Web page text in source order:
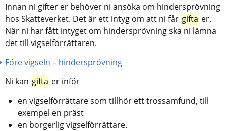
Innan ni gifter er behöver ni ansöka om hindersprövning
hos Skatteverket. Det är ett intyg om att ni får gifta er.
När ni har fått intyget om hindersprövning ska ni lämna
det till vigselförrättaren.
Före vigseln – hindersprövning
Ni kan gifta er inför
en vigselförrättare som tillhör ett trossamfund, till
exempel en präst
en borgerlig vigselförrättare.